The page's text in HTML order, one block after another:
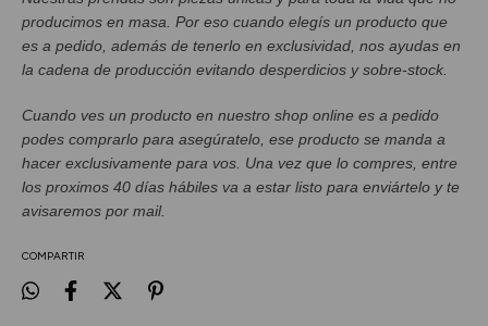
producimos en masa. Por eso cuando elegís un producto que
es a pedido, además de tenerlo en exclusividad, nos ayudas en
la cadena de producción evitando desperdicios y sobre-stock.
Cuando ves un producto en nuestro shop online es a pedido
podes comprarlo para asegúratelo, ese producto se manda a
hacer exclusivamente para vos. Una vez que lo compres, entre
los proximos 40 días hábiles va a estar listo para enviártelo y te
avisaremos por mail.
COMPARTIR